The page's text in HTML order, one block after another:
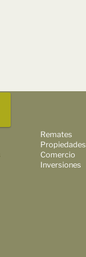
Remates
Propiedades
Comercio
Inversiones